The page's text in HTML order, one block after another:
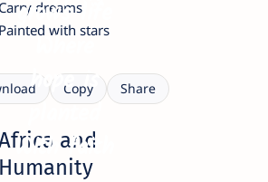
Carry dreams
Painted with stars
grows life
Where
hope is
planted
With faith
Copy Share
and
Humanity